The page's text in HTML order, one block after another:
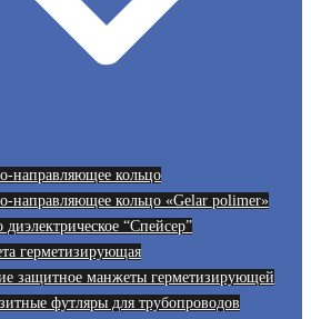
направляющее кольцо
направляющее кольцо «Gelar polimer»
диэлектрическое “Спейсер”
герметизирующая
защитное манжеты герметизирующей
футляры для трубопроводов